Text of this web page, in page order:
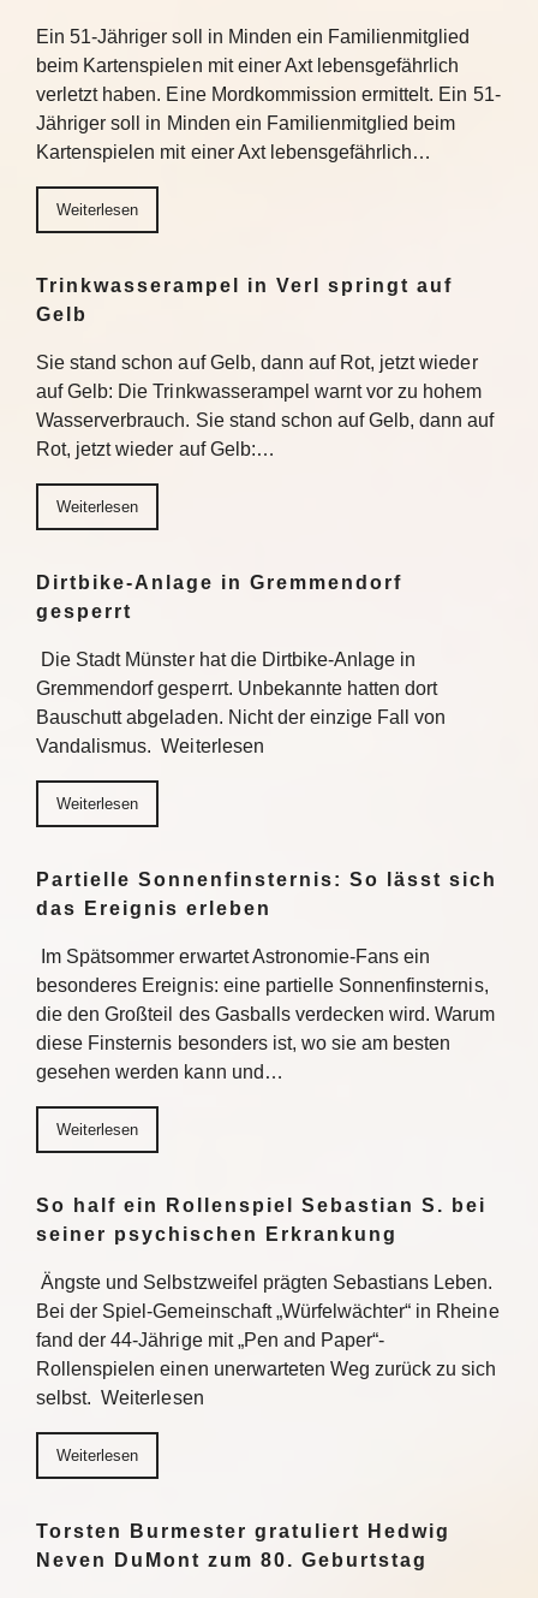
Ein 51-Jähriger soll in Minden ein Familienmitglied
beim Kartenspielen mit einer Axt lebensgefährlich
verletzt haben. Eine Mordkommission ermittelt. Ein 51-
Jähriger soll in Minden ein Familienmitglied beim
Kartenspielen mit einer Axt lebensgefährlich…
Weiterlesen
Trinkwasserampel in Verl springt auf
Gelb
Sie stand schon auf Gelb, dann auf Rot, jetzt wieder
auf Gelb: Die Trinkwasserampel warnt vor zu hohem
Wasserverbrauch. Sie stand schon auf Gelb, dann auf
Rot, jetzt wieder auf Gelb:…
Weiterlesen
Dirtbike-Anlage in Gremmendorf
gesperrt
Die Stadt Münster hat die Dirtbike-Anlage in
Gremmendorf gesperrt. Unbekannte hatten dort
Bauschutt abgeladen. Nicht der einzige Fall von
Vandalismus. Weiterlesen
Weiterlesen
Partielle Sonnenfinsternis: So lässt sich
das Ereignis erleben
Im Spätsommer erwartet Astronomie-Fans ein
besonderes Ereignis: eine partielle Sonnenfinsternis,
die den Großteil des Gasballs verdecken wird. Warum
diese Finsternis besonders ist, wo sie am besten
gesehen werden kann und…
Weiterlesen
So half ein Rollenspiel Sebastian S. bei
seiner psychischen Erkrankung
Ängste und Selbstzweifel prägten Sebastians Leben.
Bei der Spiel-Gemeinschaft „Würfelwächter“ in Rheine
fand der 44-Jährige mit „Pen and Paper“-
Rollenspielen einen unerwarteten Weg zurück zu sich
selbst. Weiterlesen
Weiterlesen
Torsten Burmester gratuliert Hedwig
Neven DuMont zum 80. Geburtstag